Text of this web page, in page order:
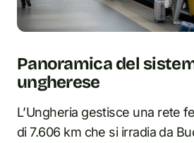
Panoramica del
ungherese
L’Ungheria gestisce una rete
di 7.606 km che si irradia da